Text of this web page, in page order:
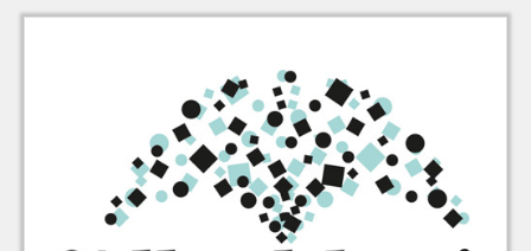
zu Warenkorb hinzugefügt.